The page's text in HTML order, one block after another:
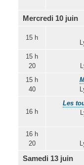
Mercredi 10 juin
15 h
15 h
20
15 h
40
16 h
Les
16 h
20
Samedi 13 juin